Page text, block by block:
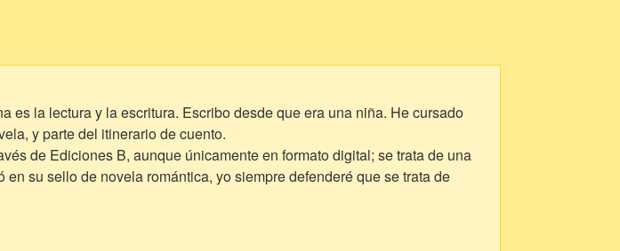
es la lectura y la escritura. Escribo desde que era una niña. He cursado
y parte del itinerario de cuento.
de Ediciones B, aunque únicamente en formato digital; se trata de una
su sello de novela romántica, yo siempre defenderé que se trata de
mismo centro y que dará comienzo en octubre de 2022.